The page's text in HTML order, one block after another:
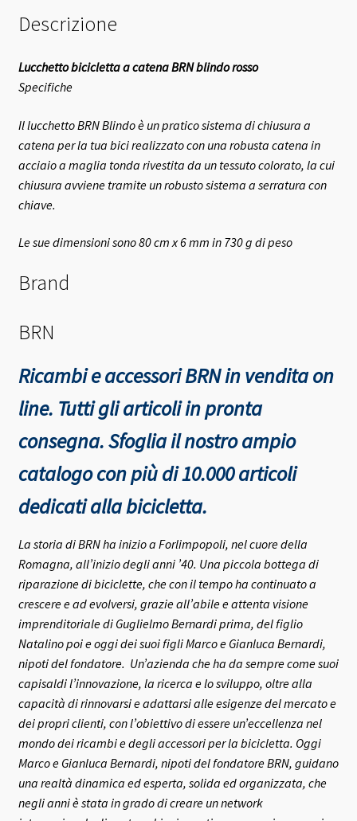
Descrizione
Lucchetto bicicletta a catena BRN blindo rosso
Specifiche
Il lucchetto BRN Blindo è un pratico sistema di chiusura a
catena per la tua bici realizzato con una robusta catena in
acciaio a maglia tonda rivestita da un tessuto colorato, la cui
chiusura avviene tramite un robusto sistema a serratura con
chiave.
Le sue dimensioni sono 80 cm x 6 mm in 730 g di peso
Brand
BRN
Ricambi e accessori BRN in vendita on
line. Tutti gli articoli in pronta
consegna.Sfoglia il nostro ampio
catalogo con più di 10.000 articoli
dedicati alla bicicletta.
La storia di BRN ha inizio a Forlimpopoli, nel cuore della
Romagna, all’inizio degli anni ’40. Una piccola bottega di
riparazione di biciclette, che con il tempo ha continuato a
crescere e ad evolversi, grazie all’abile e attenta visione
imprenditoriale di Guglielmo Bernardi prima, del figlio
Natalino poi e oggi dei suoi figli Marco e Gianluca Bernardi,
nipoti del fondatore. Un’azienda che ha da sempre come suoi
capisaldi l’innovazione, la ricerca e lo sviluppo, oltre alla
capacità di rinnovarsi e adattarsi alle esigenze del mercato e
dei propri clienti, con l’obiettivo di essere un’eccellenza nel
mondo dei ricambi e degli accessori per la bicicletta. Oggi
Marco e Gianluca Bernardi, nipoti del fondatore BRN, guidano
una realtà dinamica ed esperta, solida ed organizzata, che
negli anni è stata in grado di creare un network